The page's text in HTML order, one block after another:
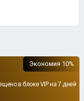
в блоке VIP на 7 дней
Экономия 10%